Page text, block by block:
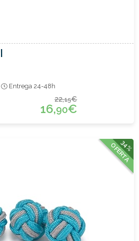
Entrega 24-48h
22,15€
16,90€
34%
OFERTA